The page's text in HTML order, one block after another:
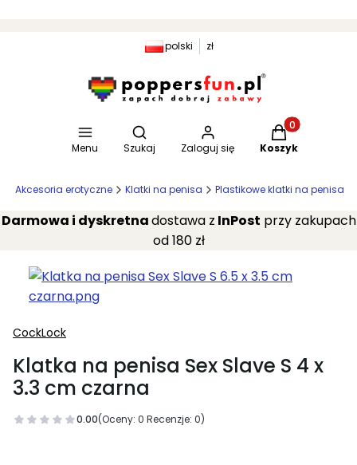
polski zł
Menu
Otwórz wyszukiwarkę
Szukaj Zaloguj się
Produkty w
Koszyk
Akcesoria erotyczne Klatki na penisa Plastikowe klatki na penisa
Darmowa i dyskretnadostawa z InPost przy zakupach
od 180 zł
CockLock
Klatka na penisa Sex Slave S 4 x
3.3 cm czarna
0.00(Oceny: 0 Recenzje: 0)